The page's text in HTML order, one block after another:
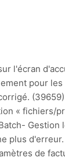
l'écran
pour les
(39659)
« fichiers/
Gestion
plus
de